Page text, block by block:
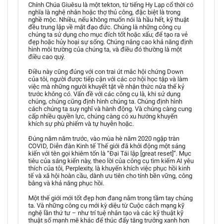
Chính Chúa Giuêsu là một tekton, từ tiếng Hy Lạp cổ thời có
nghĩa là nghệ nhân hoặc thợ thủ công, đặc biệt là trong
nghề mộc. Nhiều, nếu không muốn nói là hầu hết, kỹ thuật
đều trung lập về mặt đạo đức. Chúng là những công cụ
chúng ta sử dụng cho mục đích tốt hoặc xấu; để tạo ra vẻ
đẹp hoặc hủy hoại sự sống. Chúng nâng cao khả năng định
hình môi trường của chúng ta, và điều đó thường là một
điều cao quý.
Điều này cũng đúng với con trai út mắc hội chứng Down
của tôi, người được tiếp cận với các cơ hội học tập và làm
việc mà những người khuyết tật về nhận thức nửa thế kỷ
trước không có. Vấn đề với các công cụ là, khi sử dụng
chúng, chúng cũng định hình chúng ta. Chúng định hình
cách chúng ta suy nghĩ và hành động. Và chúng càng cung
cấp nhiều quyền lực, chúng càng có xu hướng khuyến
khích sự phù phiếm và tự huyễn hoặc.
Đúng năm năm trước, vào mùa hè năm 2020 ngập tràn
COVID, Diễn đàn Kinh tế Thế giới đã khởi động một sáng
kiến với tên gọi khiêm tốn là “Đại Tái lập [great reset]”. Mục
tiêu của sáng kiến này, theo lời của công cụ tìm kiếm AI yêu
thích của tôi, Perplexity, là khuyến khích việc phục hồi kinh
tế và xã hội hoàn cầu, dành ưu tiên cho tính bền vững, công
bằng và khả năng phục hồi.
Một thế giới mới tốt đẹp hơn đang nằm trong tầm tay chúng
ta. Và những công cụ mới kỳ diệu từ Cuộc cách mạng kỹ
nghệ lần thứ tư – như trí tuệ nhân tạo và các kỹ thuật kỹ
thuật số mạnh mẽ khác để thúc đẩy tăng trưởng xanh hơn